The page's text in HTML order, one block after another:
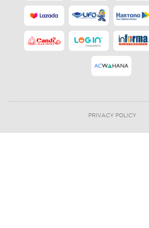
PRIVACY POLICY